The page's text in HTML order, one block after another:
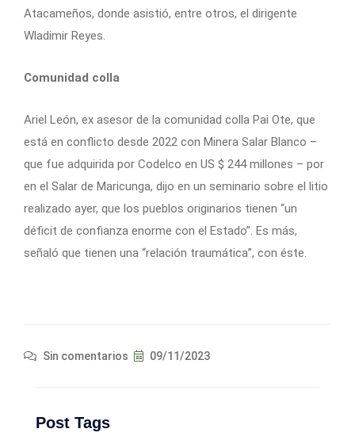
Atacameños, donde asistió, entre otros, el dirigente
Wladimir Reyes.
Comunidad colla
Ariel León, ex asesor de la comunidad colla Pai Ote, que
está en conflicto desde 2022 con Minera Salar Blanco –
que fue adquirida por Codelco en US $ 244 millones – por
en el Salar de Maricunga, dijo en un seminario sobre el litio
realizado ayer, que los pueblos originarios tienen “un
déficit de confianza enorme con el Estado”. Es más,
señaló que tienen una “relación traumática”, con éste.
Sin comentarios 09/11/2023
Post Tags